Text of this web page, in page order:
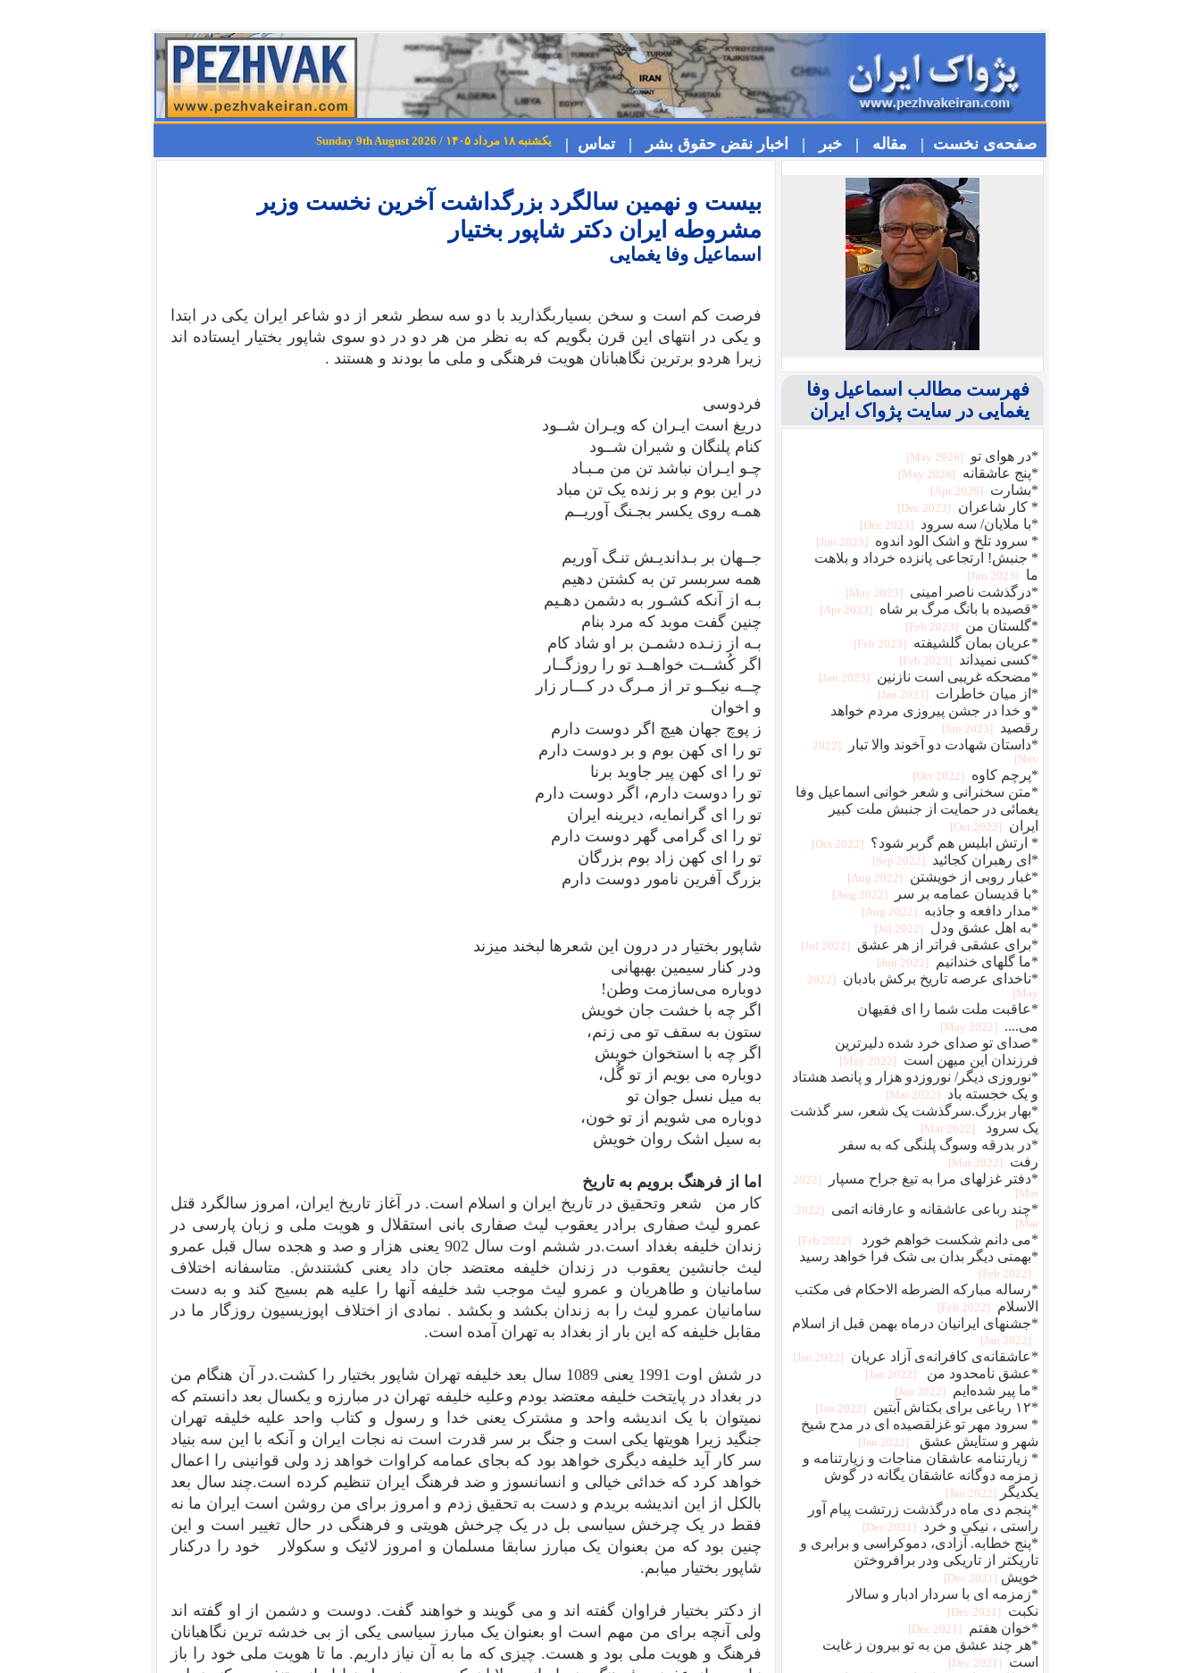
صفحه‌ی نخست | مقاله | خبر | اخبار نقض حقوق بشر | تماس | یکشنبه ۱۸ مرداد ۱۴۰۵ / Sunday 9th August 2026
بیست و نهمین سالگرد بزرگداشت آخرین نخست وزیر
مشروطه ایران دکتر شاپور بختیار
اسماعیل وفا یغمایی
فرصت کم است و سخن بسیاربگذارید با دو سه سطر شعر از دو شاعر ایران یکی در ابتدا
و یکی در انتهای این قرن بگویم که به نظر من هر دو در دو سوی شاپور بختیار ایستاده اند
زیرا هردو برترین نگاهبانان هویت فرهنگی و ملی ما بودند و هستند .
فردوسی
دریغ است ایـران که ویـران شــود
کنام پلنگان و شیران شــود
چـو ایـران نباشد تن من مـبـاد
در این بوم و بر زنده یک تن مباد
همـه روی یکسر بجـنگ آوریــم
جــهان بر بـداندیـش تنـگ آوریم
همه سربسر تن به کشتن دهیم
بـه از آنکه کشـور به دشمن دهـیم
چنین گفت موبد که مرد بنام
بـه از زنـده دشمـن بر او شاد کام
اگر کُشــت خواهــد تو را روزگــار
چــه نیکــو تر از مـرگ در کـــار زار
و اخوان
ز پوچ جهان هیچ اگر دوست دارم
تو را ای کهن بوم و بر دوست دارم
تو را ای کهن پیر جاوید برنا
تو را دوست دارم، اگر دوست دارم
تو را ای گرانمایه، دیرینه ایران
تو را ای گرامی گهر دوست دارم
تو را ای کهن زاد بوم بزرگان
بزرگ آفرین نامور دوست دارم
شاپور بختیار در درون این شعرها لبخند میزند
ودر کنار سیمین بهبهانی
دوباره می‌سازمت وطن!
اگر چه با خشت جان خویش
ستون به سقف تو می زنم،
اگر چه با استخوان خویش
دوباره می بویم از تو گُل،
به میل نسل جوان تو
دوباره می شویم از تو خون،
به سیل اشک روان خویش
اما از فرهنگ برویم به تاریخ
کار من شعر وتحقیق در تاریخ ایران و اسلام است. در آغاز تاریخ ایران، امروز سالگرد قتل
عمرو لیث صفاری برادر یعقوب لیث صفاری بانی استقلال و هویت ملی و زبان پارسی در
زندان خلیفه بغداد است.در ششم اوت سال 902 یعنی هزار و صد و هجده سال قبل عمرو
لیث جانشین یعقوب در زندان خلیفه معتضد جان داد یعنی کشتندش. متاسفانه اختلاف
سامانیان و طاهریان و عمرو لیث موجب شد خلیفه آنها را علیه هم بسیج کند و به دست
سامانیان عمرو لیث را به زندان بکشد و بکشد . نمادی از اختلاف اپوزیسیون روزگار ما در
مقابل خلیفه که این بار از بغداد به تهران آمده است.
در شش اوت 1991 یعنی 1089 سال بعد خلیفه تهران شاپور بختیار را کشت.در آن هنگام من
در بغداد در پایتخت خلیفه معتضد بودم وعلیه خلیفه تهران در مبارزه و یکسال بعد دانستم که
نمیتوان با یک اندیشه واحد و مشترک یعنی خدا و رسول و کتاب واحد علیه خلیفه تهران
جنگید زیرا هویتها یکی است و جنگ بر سر قدرت است نه نجات ایران و آنکه با این سه بنیاد
سر کار آید خلیفه دیگری خواهد بود که بجای عمامه کراوات خواهد زد ولی قوانینی را اعمال
خواهد کرد که خدائی خیالی و انسانسوز و ضد فرهنگ ایران تنظیم کرده است.چند سال بعد
بالکل از این اندیشه بریدم و دست به تحقیق زدم و امروز برای من روشن است ایران ما نه
فقط در یک چرخش سیاسی بل در یک چرخش هویتی و فرهنگی در حال تغییر است و این
چنین بود که من بعنوان یک مبارز سابقا مسلمان و امروز لائیک و سکولار خود را درکنار
شاپور بختیار میابم.
از دکتر بختیار فراوان گفته اند و می گویند و خواهند گفت. دوست و دشمن از او گفته اند
ولی آنچه برای من مهم است او بعنوان یک مبارز سیاسی یکی از بی خدشه ترین نگاهبانان
فرهنگ و هویت ملی بود و هست. چیزی که ما به آن نیاز داریم. ما تا هویت ملی خود را باز
فهرست مطالب اسماعیل وفا
یغمایی در سایت پژواک ایران
*در هوای تو [2026 May]
*پنج عاشقانه [2026 May]
*بشارت [2026 Apr]
* کار شاعران [2023 Dec]
*با ملایان/ سه سرود [2023 Dec]
* سرود تلخ و اشک الود اندوه [2023 Jun]
* جنبش! ارتجاعی پانزده خرداد و بلاهت
ما
[2023 Jun]
*درگذشت ناصر امینی [2023 May]
*قصیده با بانگ مرگ بر شاه [2023 Apr]
*گلستان من [2023 Feb]
*عریان بمان گلشیفته [2023 Feb]
*کسی نمیداند [2023 Feb]
*مضحکه غریبی است نازنین [2023 Jan]
*از میان خاطرات [2023 Jan]
*و خدا در جشن پیروزی مردم خواهد
رقصید
[2023 Jan]
*داستان شهادت دو آخوند والا تبار
[2022
Nov]
*پرچم کاوه [2022 Oct]
*متن سخنرانی و شعر خوانی اسماعیل وفا
یغمائی در حمایت از جنبش ملت کبیر
ایران
[2022 Oct]
* ارتش ابلیس هم گربر شود؟ [2022 Oct]
*ای رهبران کجائید [2022 Sep]
*غبار روبی از خویشتن [2022 Aug]
*با قدیسان عمامه بر سر [2022 Aug]
*مدار دافعه و جاذبه [2022 Aug]
*به اهل عشق ودل [2022 Jul]
*برای عشقی فراتر از هر عشق [2022 Jul]
*ما گلهای خندانیم [2022 Jun]
*ناخدای عرصه تاریخ برکش بادبان
[2022
May]
*عاقبت ملت شما را ای فقیهان
می....
[2022 May]
*صدای تو صدای خرد شده دلیرترین
فرزندان این میهن است
[2022 May]
*نوروزی دیگر/ نوروزدو هزار و پانصد هشتاد
و یک خجسته باد
[2022 Mar]
*بهار بزرگ.سرگذشت یک شعر، سر گذشت
یک سرود
[2022 Mar]
*در بدرقه وسوگ پلنگی که به سفر
رفت
[2022 Mar]
*دفتر غزلهای مرا به تیغ جراح مسپار
[2022
Mar]
*چند رباعی عاشقانه و عارفانه اتمی
[2022
Mar]
*می دانم شکست خواهم خورد [2022 Feb]
*بهمنی دیگر بدان بی شک فرا خواهد رسید
[2022 Feb]
*رساله مبارکه الضرطه الاحکام فی مکتب
الاسلام
[2022 Feb]
*جشنهای ایرانیان درماه بهمن قبل از اسلام
[2022 Jan]
*عاشقانه‌ی کافرانه‌ی آزاد عریان [2022 Jan]
*عشق نامحدود من [2022 Jan]
*ما پیر شده‌ایم [2022 Jan]
*۱۲ رباعی برای بکتاش آبتین [2022 Jan]
* سرود مهر تو غزلقصیده ای در مدح شیخ
شهر و ستایش عشق
[2022 Jan]
* زیارتنامه عاشقان مناجات و زیارتنامه و
زمزمه دوگانه عاشقان یگانه در گوش
یکدیگر
[2022 Jan]
*پنجم دی ماه درگذشت زرتشت پیام آور
راستی ، نیکی و خرد
[2021 Dec]
*پنج خطابه. آزادی، دموکراسی و برابری و
تاریکتر از تاریکی ودر برافروختن
خویش [2021 Dec]
*زمزمه ای با سردار ادبار و سالار
نکبت
[2021 Dec]
*خوان هفتم [2021 Dec]
*هر چند عشق من به تو بیرون ز غایت
است
[2021 Dec]